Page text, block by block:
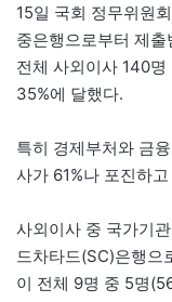
15일 국회 정무위원
중은행으로부터 제
전체 사외이사 140
35%에 달했다.
특히 경제부처와 금
사가 61%나 포진하
사외이사 중 국가기
드차타드(SC)은행으
이 전체 9명 중 5명